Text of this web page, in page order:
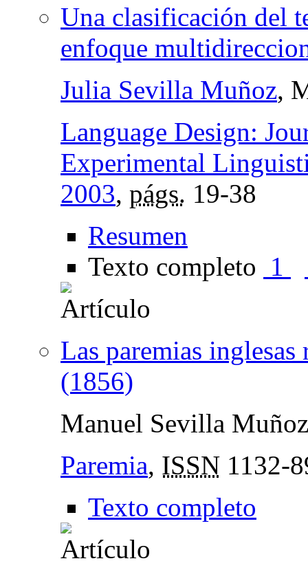
Una clasificación del
enfoque
Julia Sevilla Muñoz,
Language Design:
Experimental
2003, págs. 19-38
Resumen
Texto completo 1
Las paremias
(1856)
Manuel Sevilla Muñoz
Paremia, ISSN 1132-
Texto completo